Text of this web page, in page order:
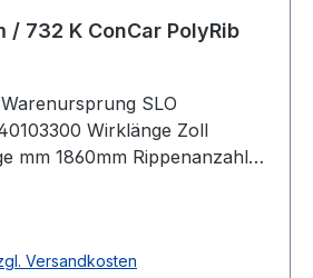
/ 732 K ConCar PolyRib
SLO
Wirklänge Zoll
mm 1860mm Rippenanzahl
Zugstrang Polyester
Höhe 4,9mm
Versandkosten